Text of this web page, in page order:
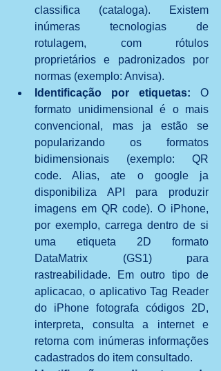
classifica (cataloga). Existem
inúmeras tecnologias de
rotulagem, com rótulos
proprietários e padronizados por
normas (exemplo: Anvisa).
Identificação por etiquetas: O
formato unidimensional é o mais
convencional, mas ja estão se
popularizando os formatos
bidimensionais (exemplo: QR
code. Alias, ate o google ja
disponibiliza API para produzir
imagens em QR code). O iPhone,
por exemplo, carrega dentro de si
uma etiqueta 2D formato
DataMatrix (GS1) para
rastreabilidade. Em outro tipo de
aplicacao, o aplicativo Tag Reader
do iPhone fotografa códigos 2D,
interpreta, consulta a internet e
retorna com inúmeras informações
cadastrados do item consultado.